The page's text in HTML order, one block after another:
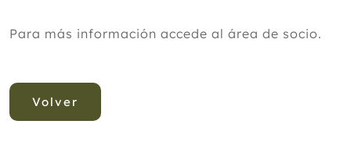
Para más información accede al área de socio.
Volver